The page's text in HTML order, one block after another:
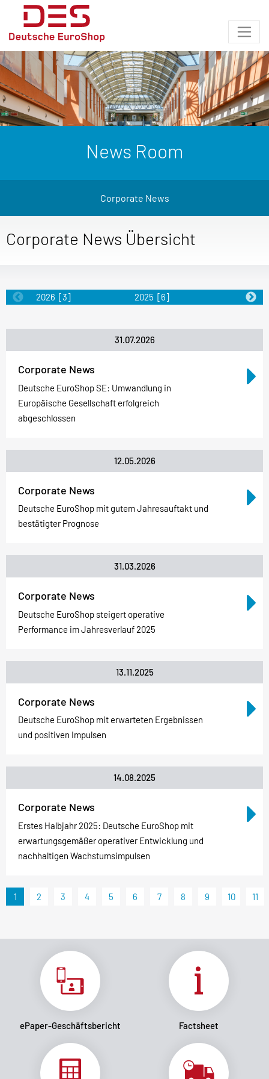
News Room
Corporate News
Corporate News Übersicht
2026 [3] 2025 [6] 2024[5]
31.07.2026
Corporate News
Deutsche EuroShop SE: Umwandlung in
Europäische Gesellschaft erfolgreich
abgeschlossen
12.05.2026
Corporate News
Deutsche EuroShop mit gutem Jahresauftakt und
bestätigter Prognose
31.03.2026
Corporate News
Deutsche EuroShop steigert operative
Performance im Jahresverlauf 2025
13.11.2025
Corporate News
Deutsche EuroShop mit erwarteten Ergebnissen
und positiven Impulsen
14.08.2025
Corporate News
Erstes Halbjahr 2025: Deutsche EuroShop mit
erwartungsgemäßer operativer Entwicklung und
nachhaltigen Wachstumsimpulsen
1 2 3 4 5 6 7 8 9 10 11
ePaper-Geschäftsbericht Factsheet